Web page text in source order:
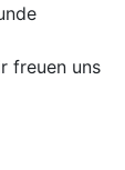
freuen uns